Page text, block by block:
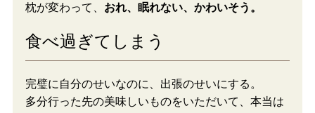
枕が変わって、 おれ、眠れない、かわいそう。
食べ過ぎてしまう
完璧に自分のせいなのに、出張のせいにする。
多分行った先の美味しいものをいただいて、本当は